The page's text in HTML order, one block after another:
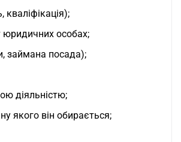
кваліфікація);
юридичних особах;
займана посада);
діяльністю;
якого він обирається;